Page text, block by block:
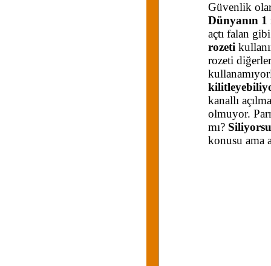
Güvenlik
Dünyanın
açtı falan
rozeti
rozeti
kanallı
olmuyor.
mı?
konusu ama